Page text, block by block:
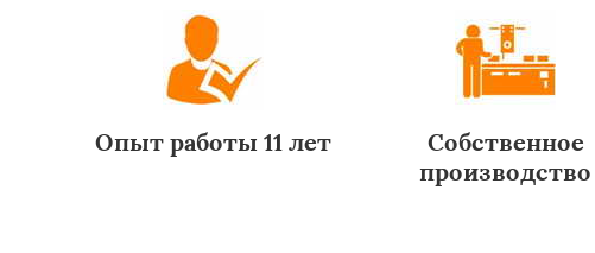
Опыт работы 11 лет
Собственное
производство